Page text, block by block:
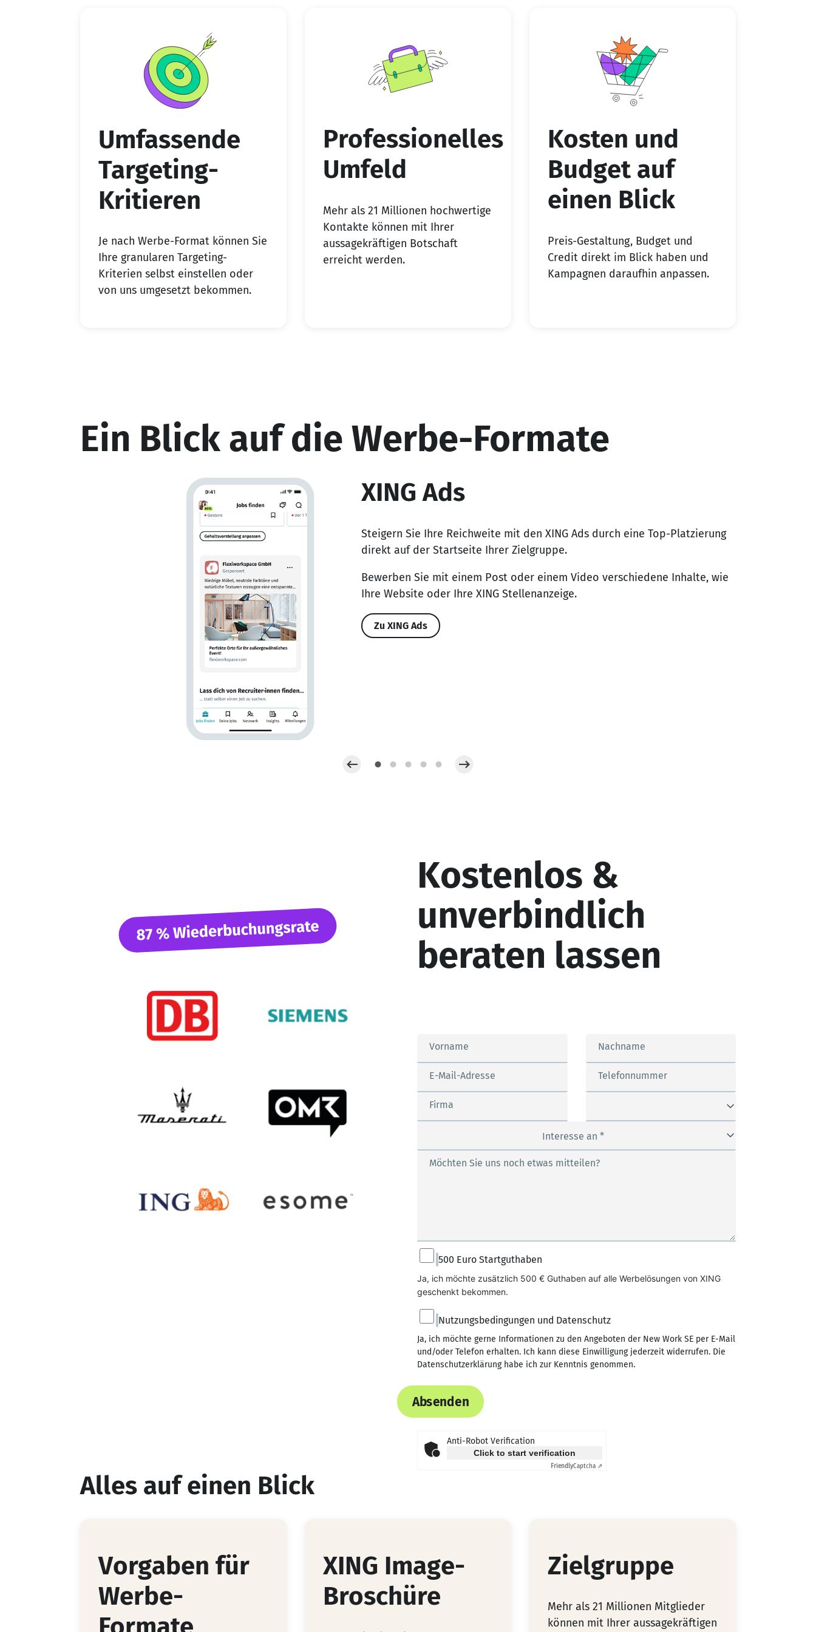
Umfassende
Targeting-
Kritieren
Je nach Werbe-Format können Sie
Ihre granularen Targeting-
Kriterien selbst einstellen oder
von uns umgesetzt bekommen.
Professionelles
Umfeld
Mehr als 21 Millionen hochwertige
Kontakte können mit Ihrer
aussagekräftigen Botschaft
erreicht werden.
Kosten und
Budget auf
einen Blick
Preis-Gestaltung, Budget und
Credit direkt im Blick haben und
Kampagnen daraufhin anpassen.
Ein Blick auf die Werbe-Formate
XING Ads
Steigern Sie Ihre Reichweite mit den XING Ads durch eine Top-Platzierung
direkt auf der Startseite Ihrer Zielgruppe.
Bewerben Sie mit einem Post oder einem Video verschiedene Inhalte, wie
Ihre Website oder Ihre XING Stellenanzeige.
Zu XING Ads
Kostenlos &
unverbindlich
beraten lassen
Vorname Nachname
E-Mail-Adresse Telefonnummer
Firma
Geplantes Kampagnen-
Budget *
Interesse an *
Möchten Sie uns noch etwas mitteilen?
500 Euro Startguthaben
Ja, ich möchte zusätzlich 500 € Guthaben auf alle Werbelösungen von XING
geschenkt bekommen.
Nutzungsbedingungen und Datenschutz
Ja, ich möchte gerne Informationen zu den Angeboten der New Work SE per E-Mail
und/oder Telefon erhalten. Ich kann diese Einwilligung jederzeit widerrufen. Die
Datenschutzerklärunghabe ich zur Kenntnis genommen.
Absenden
Anti-Robot Verification
Click to start verification
FriendlyCaptcha ⇗
Alles auf einen Blick
Vorgaben für
Werbe-
XING Image-
Broschüre
Zielgruppe
Mehr als 21 Millionen Mitglieder
können mit Ihrer aussagekräftigen